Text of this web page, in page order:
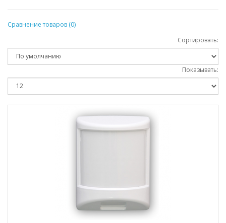
Сравнение товаров (0)
Сортировать:
Показывать: